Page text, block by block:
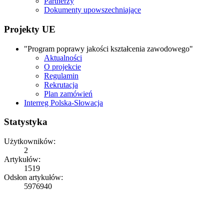
Dokumenty upowszechniające
Projekty UE
"Program poprawy jakości kształcenia zawodowego"
Aktualności
O projekcie
Regulamin
Rekrutacja
Plan zamówień
Interreg Polska-Słowacja
Statystyka
Użytkowników:
2
Artykułów:
1519
Odsłon artykułów:
5976940